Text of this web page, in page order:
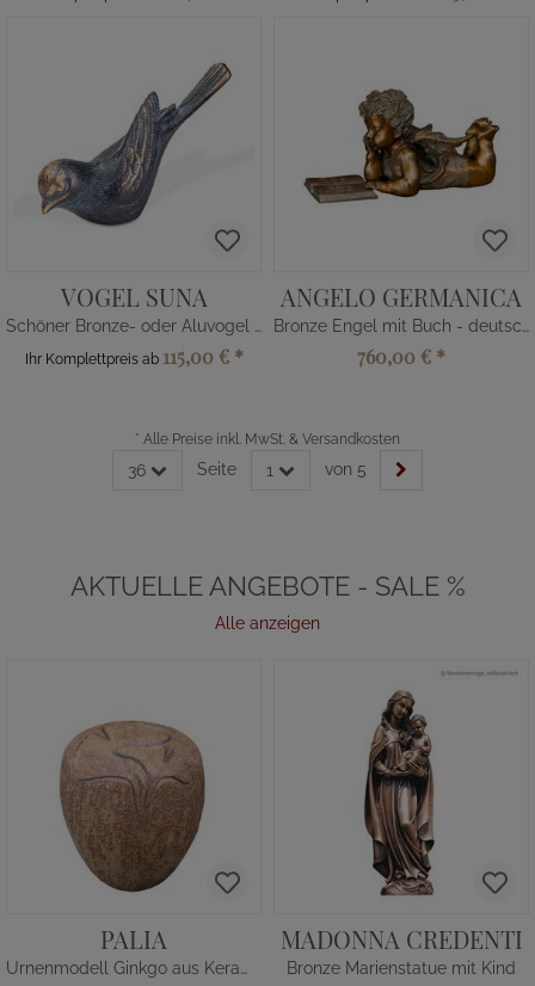
VOGEL SUNA
Schöner Bronze- oder Aluvogel - wetterfest
Ihr Komplettpreis ab 115,00 € *
ANGELO GERMANICA
Bronze Engel mit Buch - deutsch
760,00 € *
* Alle Preise inkl. MwSt. & Versandkosten
36 Seite 1 von 5
AKTUELLE ANGEBOTE - SALE %
Alle anzeigen
PALIA
Urnenmodell Ginkgo aus Keramik
MADONNA CREDENTI
Bronze Marienstatue mit Kind